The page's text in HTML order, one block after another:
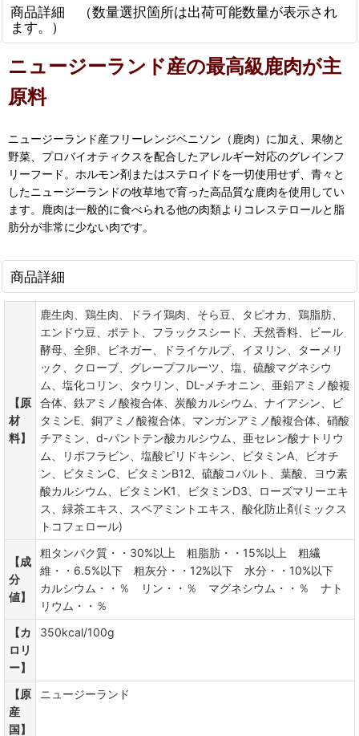
商品詳細 （数量選択箇所は出荷可能数量が表示され
ます。）
ニュージーランド産の最高級鹿肉が主
原料
ニュージーランド産フリーレンジベニソン（鹿肉）に加え、果物と
野菜、プロバイオティクスを配合したアレルギー対応のグレインフ
リーフード。ホルモン剤またはステロイドを一切使用せず、青々と
したニュージーランドの牧草地で育った高品質な鹿肉を使用してい
ます。鹿肉は一般的に食べられる他の肉類よりコレステロールと脂
肪分が非常に少ない肉です。
商品詳細
【原
材
料】
鹿生肉、鶏生肉、ドライ鶏肉、そら豆、タピオカ、鶏脂肪、
エンドウ豆、ポテト、フラックスシード、天然香料、ビール
酵母、全卵、ビネガー、ドライケルプ、イヌリン、ターメリ
ック、クローブ、グレープフルーツ、塩、硫酸マグネシウ
ム、塩化コリン、タウリン、DL-メチオニン、亜鉛アミノ酸複
合体、鉄アミノ酸複合体、炭酸カルシウム、ナイアシン、ビ
タミンE、銅アミノ酸複合体、マンガンアミノ酸複合体、硝酸
チアミン、d-パントテン酸カルシウム、亜セレン酸ナトリウ
ム、リボフラビン、塩酸ピリドキシン、ビタミンA、ビオチ
ン、ビタミンC、ビタミンB12、硫酸コバルト、葉酸、ヨウ素
酸カルシウム、ビタミンK1、ビタミンD3、ローズマリーエキ
ス、緑茶エキス、スペアミントエキス、酸化防止剤(ミックス
トコフェロール)
【成
分
値】
粗タンパク質・・30%以上 粗脂肪・・15%以上 粗繊
維・・6.5%以下 粗灰分・・12%以下 水分・・10%以下
カルシウム・・％ リン・・％ マグネシウム・・％ ナト
リウム・・％
【カ
ロリ
ー】
350kcal/100g
【原
産
国】
ニュージーランド